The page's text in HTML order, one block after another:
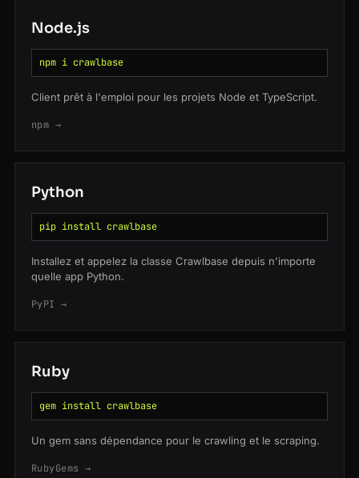
Node.js
npm i crawlbase
Client prêt à l'emploi pour les projets Node et TypeScript.
npm →
Python
pip install crawlbase
Installez et appelez la classe Crawlbase depuis n'importe
quelle app Python.
PyPI →
Ruby
gem install crawlbase
Un gem sans dépendance pour le crawling et le scraping.
RubyGems →